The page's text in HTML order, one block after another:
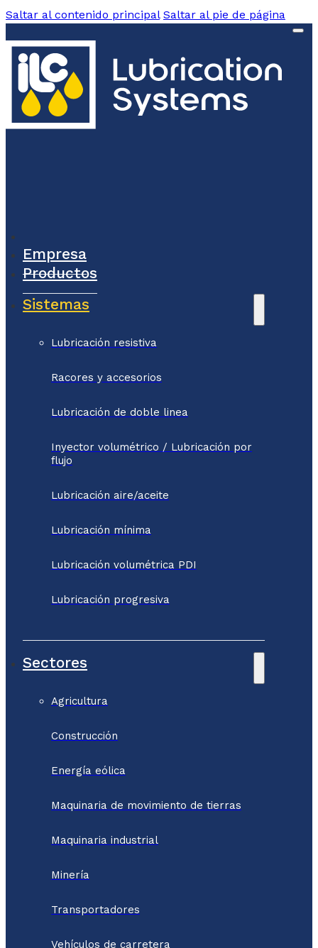
Saltar al contenido principal Saltar al pie de página
Empresa
Productos
Sistemas
Lubricación resistiva
Racores y accesorios
Lubricación de doble linea
Inyector volumétrico / Lubricación por
flujo
Lubricación aire/aceite
Lubricación mínima
Lubricación volumétrica PDI
Lubricación progresiva
Sectores
Agricultura
Construcción
Energía eólica
Maquinaria de movimiento de tierras
Maquinaria industrial
Minería
Transportadores
Vehículos de carretera